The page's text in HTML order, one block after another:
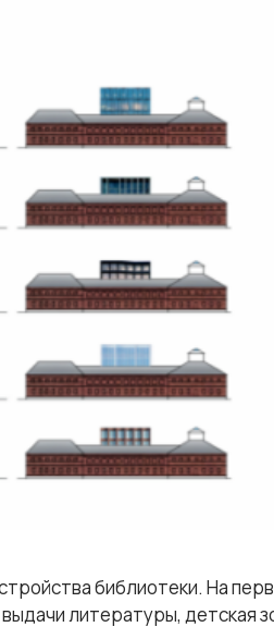
библиотеки. На
литературы, детская